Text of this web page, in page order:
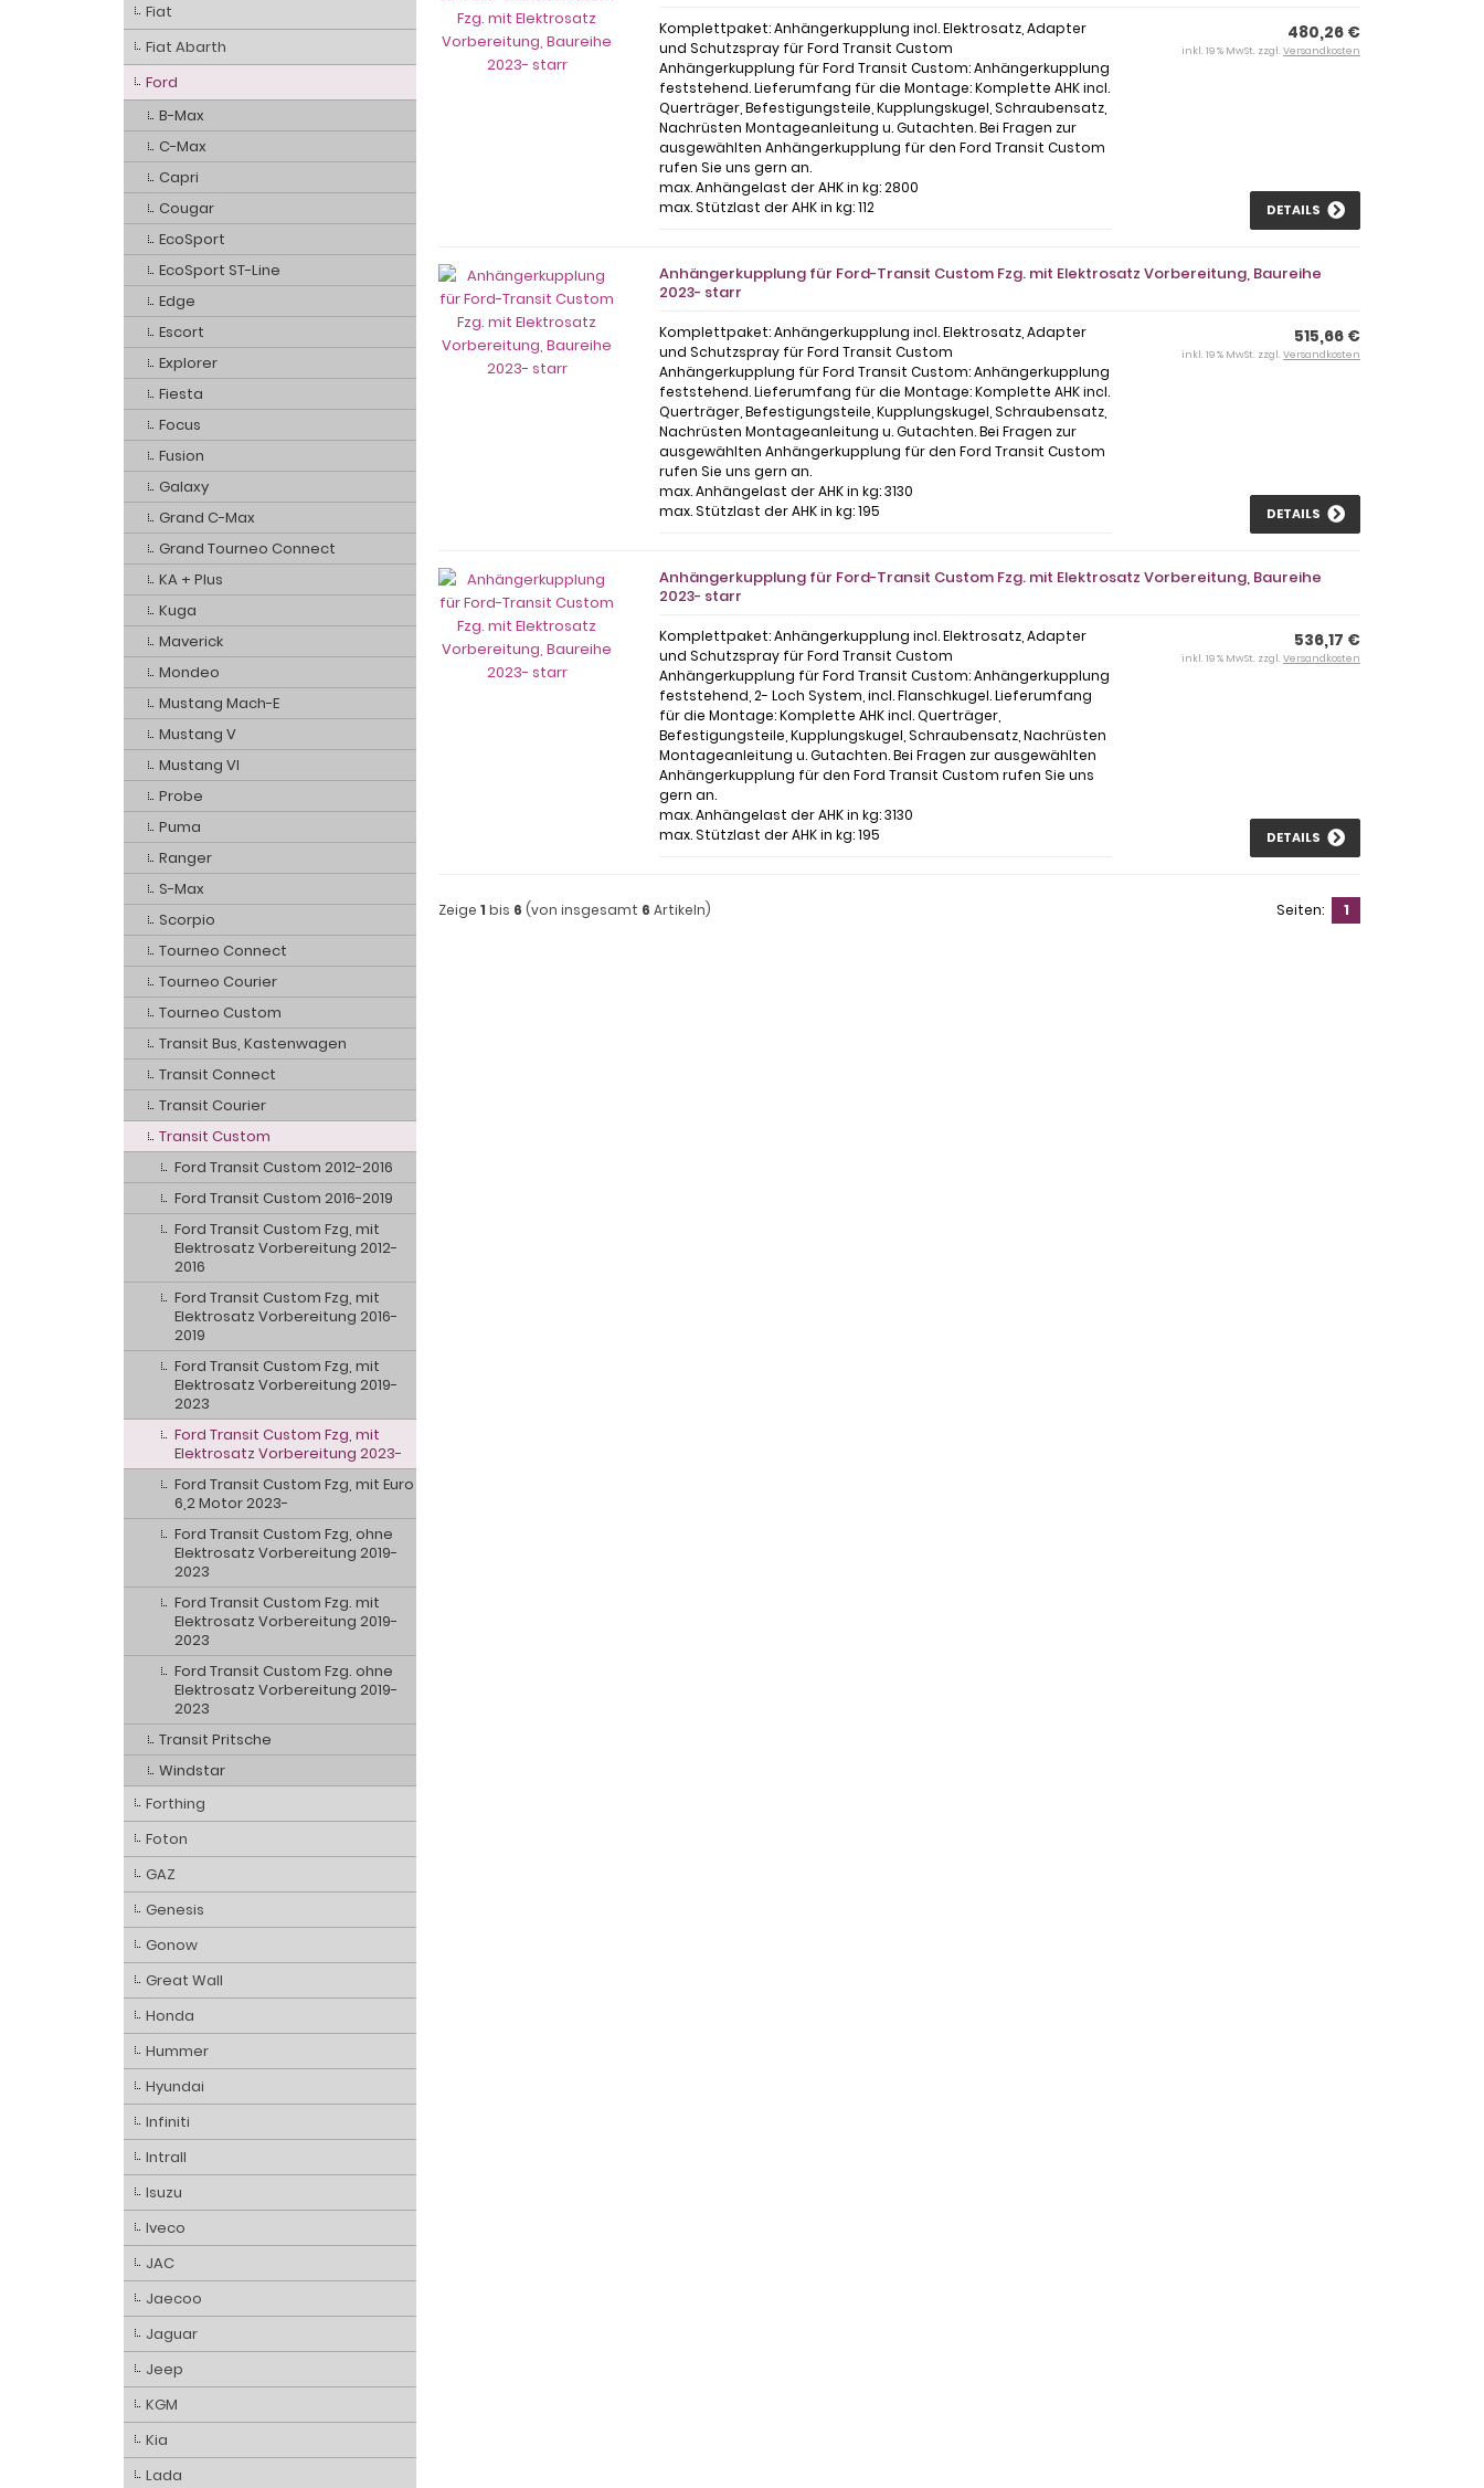
Komplettpaket: Anhängerkupplung incl. Elektrosatz, Adapter
und Schutzspray für Ford Transit Custom
Anhängerkupplung für Ford Transit Custom: Anhängerkupplung
feststehend. Lieferumfang für die Montage: Komplette AHK incl.
Querträger, Befestigungsteile, Kupplungskugel, Schraubensatz,
Nachrüsten Montageanleitung u. Gutachten. Bei Fragen zur
ausgewählten Anhängerkupplung für den Ford Transit Custom
rufen Sie uns gern an.
max. Anhängelast der AHK in kg: 2800
max. Stützlast der AHK in kg: 112
480,26 €
inkl. 19 % MwSt. zzgl. Versandkosten
DETAILS
Anhängerkupplung für Ford-Transit Custom Fzg. mit Elektrosatz Vorbereitung, Baureihe
2023- starr
Komplettpaket: Anhängerkupplung incl. Elektrosatz, Adapter
und Schutzspray für Ford Transit Custom
Anhängerkupplung für Ford Transit Custom: Anhängerkupplung
feststehend. Lieferumfang für die Montage: Komplette AHK incl.
Querträger, Befestigungsteile, Kupplungskugel, Schraubensatz,
Nachrüsten Montageanleitung u. Gutachten. Bei Fragen zur
ausgewählten Anhängerkupplung für den Ford Transit Custom
rufen Sie uns gern an.
max. Anhängelast der AHK in kg: 3130
max. Stützlast der AHK in kg: 195
515,66 €
inkl. 19 % MwSt. zzgl. Versandkosten
DETAILS
Anhängerkupplung für Ford-Transit Custom Fzg. mit Elektrosatz Vorbereitung, Baureihe
2023- starr
Komplettpaket: Anhängerkupplung incl. Elektrosatz, Adapter
und Schutzspray für Ford Transit Custom
Anhängerkupplung für Ford Transit Custom: Anhängerkupplung
feststehend, 2- Loch System, incl. Flanschkugel. Lieferumfang
für die Montage: Komplette AHK incl. Querträger,
Befestigungsteile, Kupplungskugel, Schraubensatz, Nachrüsten
Montageanleitung u. Gutachten. Bei Fragen zur ausgewählten
Anhängerkupplung für den Ford Transit Custom rufen Sie uns
gern an.
max. Anhängelast der AHK in kg: 3130
max. Stützlast der AHK in kg: 195
536,17 €
inkl. 19 % MwSt. zzgl. Versandkosten
DETAILS
Zeige 1 bis 6 (von insgesamt 6 Artikeln) Seiten: 1
Fiat
Fiat Abarth
Ford
B-Max
C-Max
Capri
Cougar
EcoSport
EcoSport ST-Line
Edge
Escort
Explorer
Fiesta
Focus
Fusion
Galaxy
Grand C-Max
Grand Tourneo Connect
KA + Plus
Kuga
Maverick
Mondeo
Mustang Mach-E
Mustang V
Mustang VI
Probe
Puma
Ranger
S-Max
Scorpio
Tourneo Connect
Tourneo Courier
Tourneo Custom
Transit Bus, Kastenwagen
Transit Connect
Transit Courier
Transit Custom
Ford Transit Custom 2012-2016
Ford Transit Custom 2016-2019
Ford Transit Custom Fzg, mit
Elektrosatz Vorbereitung 2012-
2016
Ford Transit Custom Fzg, mit
Elektrosatz Vorbereitung 2016-
2019
Ford Transit Custom Fzg, mit
Elektrosatz Vorbereitung 2019-
2023
Ford Transit Custom Fzg, mit
Elektrosatz Vorbereitung 2023-
Ford Transit Custom Fzg, mit Euro
6,2 Motor 2023-
Ford Transit Custom Fzg, ohne
Elektrosatz Vorbereitung 2019-
2023
Ford Transit Custom Fzg. mit
Elektrosatz Vorbereitung 2019-
2023
Ford Transit Custom Fzg. ohne
Elektrosatz Vorbereitung 2019-
2023
Transit Pritsche
Windstar
Forthing
Foton
GAZ
Genesis
Gonow
Great Wall
Honda
Hummer
Hyundai
Infiniti
Intrall
Isuzu
Iveco
JAC
Jaecoo
Jaguar
Jeep
KGM
Kia
Lada